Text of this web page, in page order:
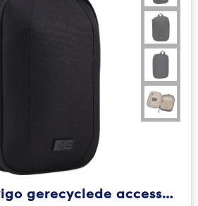
Case Logic Invigo gerecyclede accessoiretas